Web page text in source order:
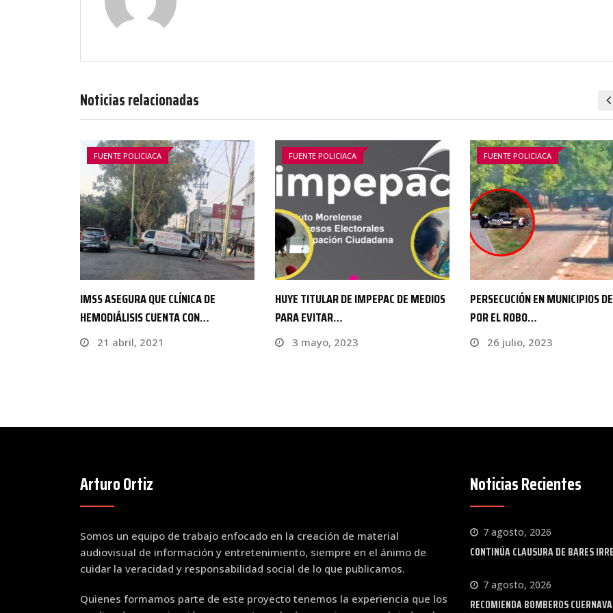
Noticias relacionadas
FUENTE POLICIACA
HUYE TITULAR DE IMPEPAC DE MEDIOS
PARA EVITAR…
3 mayo, 2023
FUENTE POLICIACA
PERSECUCIÓN EN MUNICIPIOS DEL SUR
POR EL ROBO…
26 julio, 2023
FUENTE POLICIACA
CHAMILPA SE REHÚSA A
TRIUNFO DE AYUDANTE…
7 abril, 2025
Arturo Ortiz
Somos un equipo de trabajo enfocado en la creación de material
audiovisual de información y entretenimiento, siempre en el ánimo de
cuidar la veracidad y responsabilidad social de lo que publicamos.
Quienes formamos parte de este proyecto tenemos la experiencia que los
Noticias Recientes
7 agosto, 2026
CONTINÚA CLAUSURA DE BARES
7 agosto, 2026
RECOMIENDA BOMBEROS